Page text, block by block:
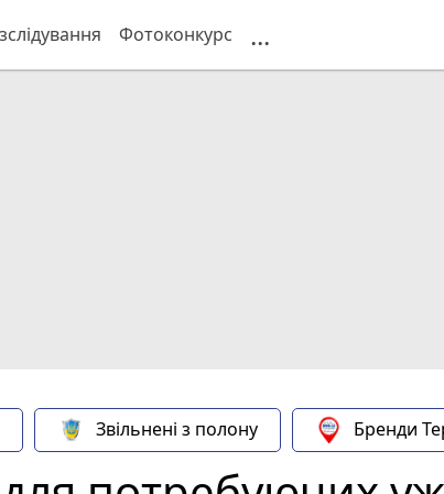
Фотоконкурс ...
Звільнені з полону Бренди